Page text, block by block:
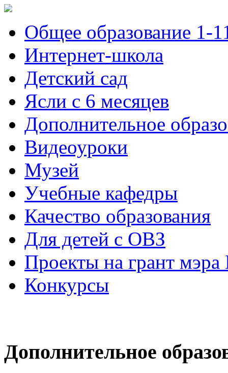
Общее образование 1-
Интернет-школа
Детский сад
Ясли с 6 месяцев
Дополнительное
Видеоуроки
Музей
Учебные кафедры
Качество образования
Для детей с ОВЗ
Проекты на грант
Конкурсы
Дополнительное